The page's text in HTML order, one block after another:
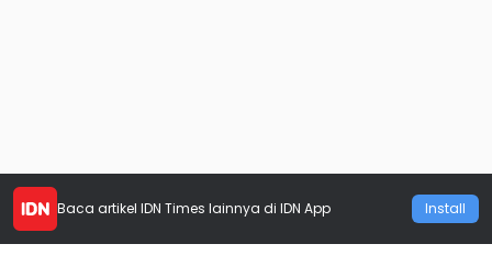
Baca artikel IDN Times lainnya di IDN App Install